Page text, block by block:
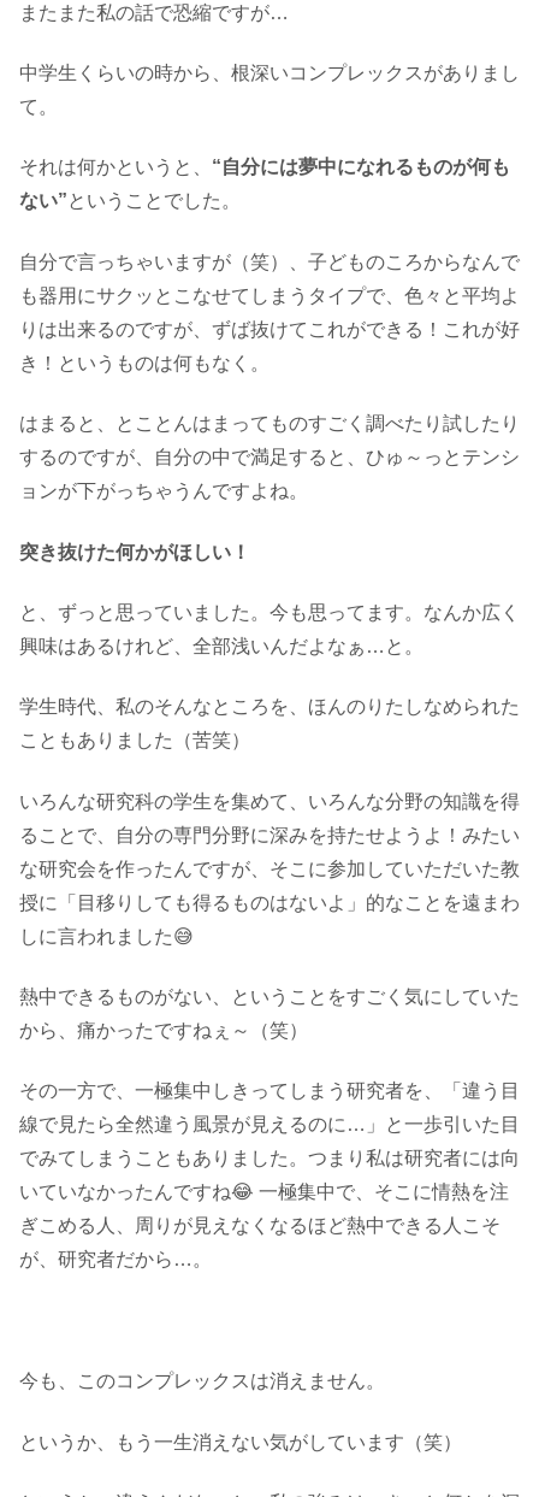
またまた私の話で恐縮ですが…
中学生くらいの時から、根深いコンプレックスがありまし
て。
それは何かというと、 “自分には夢中になれるものが何も
ない”ということでした。
自分で言っちゃいますが（笑）、子どものころからなんで
も器用にサクッとこなせてしまうタイプで、色々と平均よ
りは出来るのですが、ずば抜けてこれができる！これが好
き！というものは何もなく。
はまると、とことんはまってものすごく調べたり試したり
するのですが、自分の中で満足すると、ひゅ～っとテンシ
ョンが下がっちゃうんですよね。
突き抜けた何かがほしい！
と、ずっと思っていました。今も思ってます。なんか広く
興味はあるけれど、全部浅いんだよなぁ…と。
学生時代、私のそんなところを、ほんのりたしなめられた
こともありました（苦笑）
いろんな研究科の学生を集めて、いろんな分野の知識を得
ることで、自分の専門分野に深みを持たせようよ！みたい
な研究会を作ったんですが、そこに参加していただいた教
授に「目移りしても得るものはないよ」的なことを遠まわ
しに言われました😅
熱中できるものがない、ということをすごく気にしていた
から、痛かったですねぇ～（笑）
その一方で、一極集中しきってしまう研究者を、「違う目
線で見たら全然違う風景が見えるのに…」と一歩引いた目
でみてしまうこともありました。つまり私は研究者には向
いていなかったんですね😂 一極集中で、そこに情熱を注
ぎこめる人、周りが見えなくなるほど熱中できる人こそ
が、研究者だから…。
今も、このコンプレックスは消えません。
というか、もう一生消えない気がしています（笑）